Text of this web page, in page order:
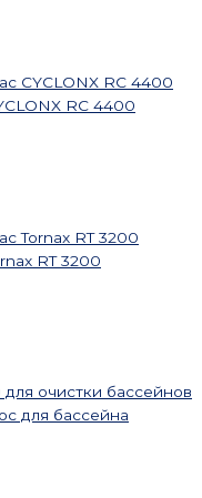
CYCLONX RC 4400
Tornax RT 3200
очистки бассейнов